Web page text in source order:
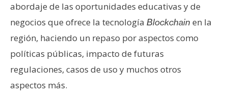
e
u
m
I
A
abordaje de las oportunidades educativas y de
negocios que ofrece la tecnología Blockchain en la
región, haciendo un repaso por aspectos como
políticas públicas, impacto de futuras
regulaciones, casos de uso y muchos otros
aspectos más.